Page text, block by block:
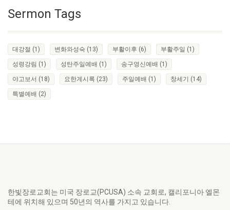
Sermon Tags
대강절 (1) 변화와성숙 (13) 부활이후 (6) 부활주일 (1)
성령강림 (1) 성탄주일예배 (1) 송구영신예배 (1)
야고보서 (18) 요한계시록 (23) 주일예배 (1) 창세기 (14)
특별예배 (2)
한빛장로교회는 미국 장로교(PCUSA) 소속 교회로, 캘리포니아 엘몬
테에 위치해 있으며 50년의 역사를 가지고 있습니다.